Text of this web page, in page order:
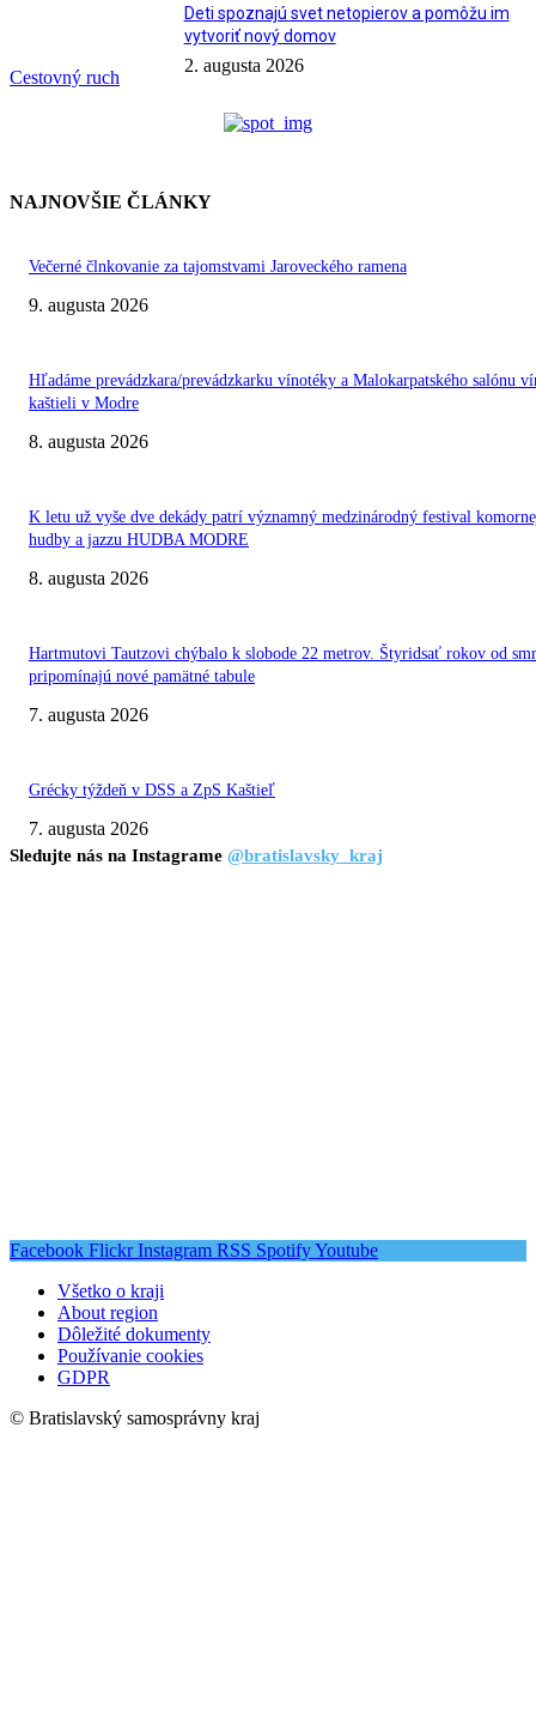
Cestovný ruch
Deti spoznajú svet netopierov a pomôžu im
vytvoriť nový domov
2. augusta 2026
NAJNOVŠIE ČLÁNKY
Večerné člnkovanie za tajomstvami Jaroveckého ramena
9. augusta 2026
Hľadáme prevádzkara/prevádzkarku vínotéky a Malokarpatského salónu
kaštieli v Modre
8. augusta 2026
K letu už vyše dve dekády patrí významný medzinárodný festival
hudby a jazzu HUDBA MODRE
8. augusta 2026
Hartmutovi Tautzovi chýbalo k slobode 22 metrov. Štyridsať rokov od
pripomínajú nové pamätné tabule
7. augusta 2026
Grécky týždeň v DSS a ZpS Kaštieľ
7. augusta 2026
Sledujte nás na Instagrame @bratislavsky_kraj
Facebook Flickr Instagram RSS SpotifyYoutube
Všetko o kraji
About region
Dôležité dokumenty
Používanie cookies
GDPR
© Bratislavský samosprávny kraj